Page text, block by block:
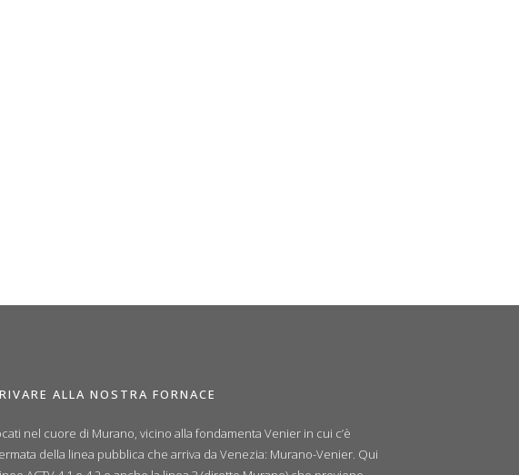
ALLA NOSTRA FORNACE
nel cuore di Murano, vicino alla fondamenta Venier in cui c’è
della linea pubblica che arriva da Venezia: Murano-Venier. Qui